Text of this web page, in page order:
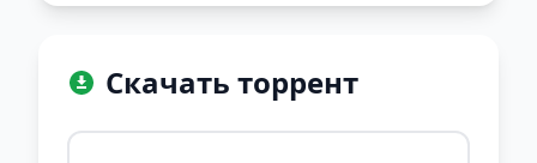
Скачать торрент